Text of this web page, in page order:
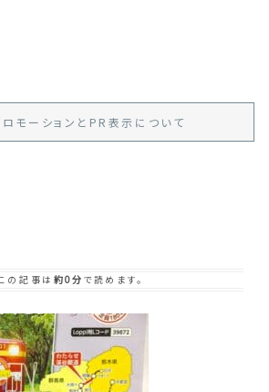
モーション と PR 表示 について
の記事は 約0分 で読めます。